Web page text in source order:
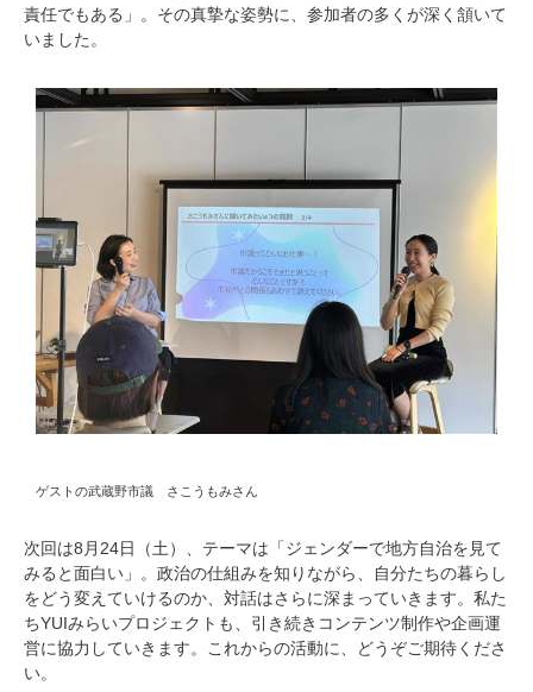
責任でもある」。その真摯な姿勢に、参加者の多くが深く頷いて
いました。
ゲストの武蔵野市議 さこうもみさん
次回は8月24日（土）、テーマは「ジェンダーで地方自治を見て
みると面白い」。政治の仕組みを知りながら、自分たちの暮らし
をどう変えていけるのか、対話はさらに深まっていきます。私た
ちYUIみらいプロジェクトも、引き続きコンテンツ制作や企画運
営に協力していきます。これからの活動に、どうぞご期待くださ
い。